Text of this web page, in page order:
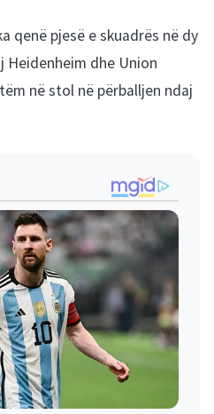
qenë pjesë e skuadrës në dy
dhe Union
në stol në përballjen ndaj